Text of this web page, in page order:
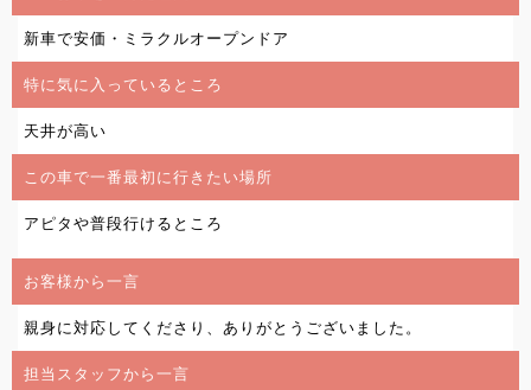
新車で安価・ミラクルオープンドア
特に気に入っているところ
天井が高い
この車で一番最初に行きたい場所
アピタや普段行けるところ
お客様から一言
親身に対応してくださり、ありがとうございました。
担当スタッフから一言